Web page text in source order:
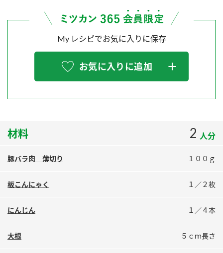
炊き込みご飯の素 米飯用調味液
Fibee
三ツ判山吹
スペシャルサイト
お酢を知ろう！
すしラボ
納豆の豆知識
ロングセラー商品 ＋ おすすめレシピ
MIM（ミツカンミュージアム）
お客様の声をいかしました
販売終了製品のご案内
よくあるご質問
ミツカン公式通販
My レシピでお気に入りに保存
お気に入りに追加
材料 2 人分
豚バラ肉 薄切り １００ｇ
板こんにゃく １／２枚
にんじん １／４本
大根 ５ｃｍ長さ